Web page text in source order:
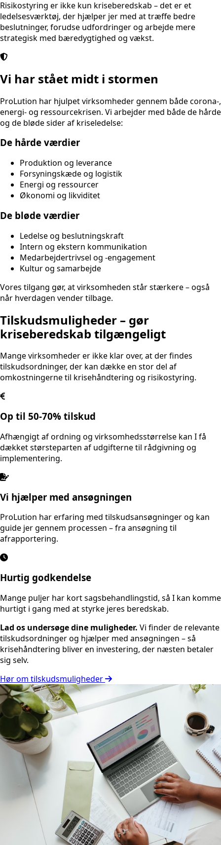
Risikostyring er ikke kun kriseberedskab – det er et
ledelsesværktøj, der hjælper jer med at træffe bedre
beslutninger, forudse udfordringer og arbejde mere
strategisk med bæredygtighed og vækst.
Vi har stået midt i stormen
ProLution har hjulpet virksomheder gennem både corona-,
energi- og ressourcekrisen. Vi arbejder med både de hårde
og de bløde sider af kriseledelse:
De hårde værdier
Produktion og leverance
Forsyningskæde og logistik
Energi og ressourcer
Økonomi og likviditet
De bløde værdier
Ledelse og beslutningskraft
Intern og ekstern kommunikation
Medarbejdertrivsel og -engagement
Kultur og samarbejde
Vores tilgang gør, at virksomheden står stærkere – også
når hverdagen vender tilbage.
Tilskudsmuligheder – gør
kriseberedskab tilgængeligt
Mange virksomheder er ikke klar over, at der findes
tilskudsordninger, der kan dække en stor del af
omkostningerne til krisehåndtering og risikostyring.
Op til 50-70% tilskud
Afhængigt af ordning og virksomhedsstørrelse kan I få
dækket størsteparten af udgifterne til rådgivning og
implementering.
Vi hjælper med ansøgningen
ProLution har erfaring med tilskudsansøgninger og kan
guide jer gennem processen – fra ansøgning til
afrapportering.
Hurtig godkendelse
Mange puljer har kort sagsbehandlingstid, så I kan komme
hurtigt i gang med at styrke jeres beredskab.
Lad os undersøge dine muligheder. Vi finder de relevante
tilskudsordninger og hjælper med ansøgningen – så
krisehåndtering bliver en investering, der næsten betaler
sig selv.
Hør om tilskudsmuligheder